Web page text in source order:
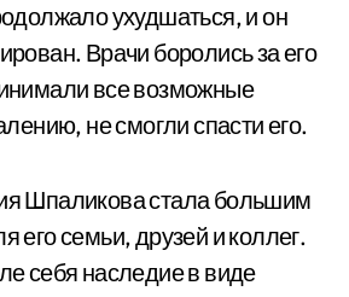
ухудшаться, и он
Врачи боролись за его
все возможные
не смогли спасти его.
Шпаликова стала большим
его семьи, друзей и коллег.
себя наследие в виде